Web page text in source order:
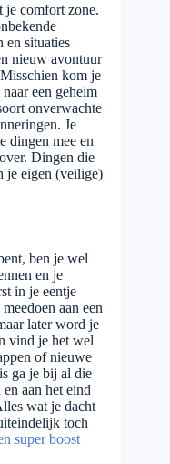
je comfort zone.
en situaties
nieuw avontuur
kom je
een geheim
onverwachte
Je
dingen mee en
Dingen die
je eigen (veilige)
ben je wel
en je
in je eentje
aan een
later word je
vind je het wel
of nieuwe
ga je bij al die
aan het eind
wat je dacht
toch
super boost